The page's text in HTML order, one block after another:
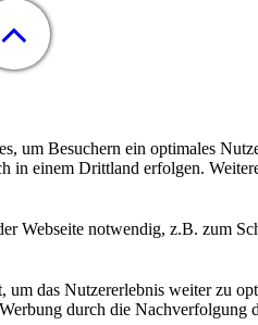
um Besuchern ein optimales
in einem Drittland erfolgen.
Webseite notwendig, z.B. zum
um das Nutzererlebnis weiter zu
durch die Nachverfolgung